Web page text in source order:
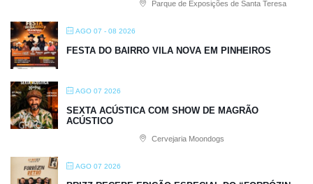
Parque de Exposições de Santa Teresa
AGO 07 - 08 2026
FESTA DO BAIRRO VILA NOVA EM PINHEIROS
AGO 07 2026
SEXTA ACÚSTICA COM SHOW DE MAGRÃO
ACÚSTICO
Cervejaria Moondogs
AGO 07 2026